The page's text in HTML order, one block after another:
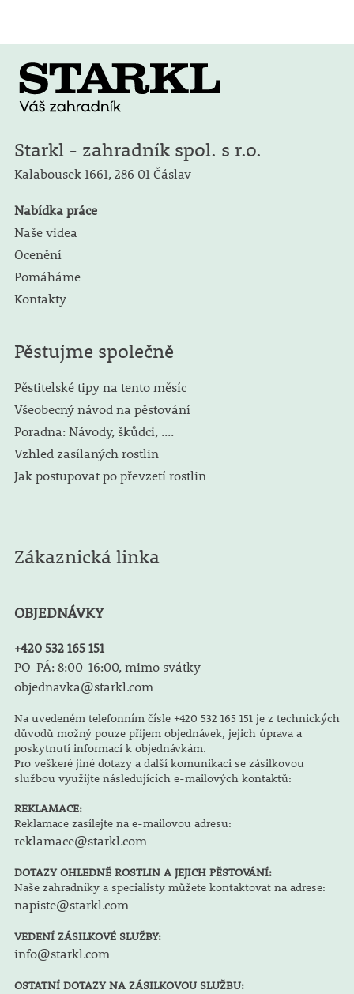
Starkl - zahradník spol. s r.o.
Kalabousek 1661, 286 01 Čáslav
Nabídka práce
Naše videa
Ocenění
Pomáháme
Kontakty
Pěstujme společně
Pěstitelské tipy na tento měsíc
Všeobecný návod na pěstování
Poradna: Návody, škůdci, ....
Vzhled zasílaných rostlin
Jak postupovat po převzetí rostlin
Zákaznická linka
OBJEDNÁVKY
+420 532 165 151
PO-PÁ: 8:00-16:00, mimo svátky
objednavka@starkl.com
Na uvedeném telefonním čísle +420 532 165 151 je z technických
důvodů možný pouze příjem objednávek, jejich úprava a
poskytnutí informací k objednávkám.
Pro veškeré jiné dotazy a další komunikaci se zásilkovou
službou využijte následujících e-mailových kontaktů:
REKLAMACE:
Reklamace zasílejte na e-mailovou adresu:
reklamace@starkl.com
DOTAZY OHLEDNĚ ROSTLIN A JEJICH PĚSTOVÁNÍ:
Naše zahradníky a specialisty můžete kontaktovat na adrese:
napiste@starkl.com
VEDENÍ ZÁSILKOVÉ SLUŽBY:
info@starkl.com
OSTATNÍ DOTAZY NA ZÁSILKOVOU SLUŽBU: